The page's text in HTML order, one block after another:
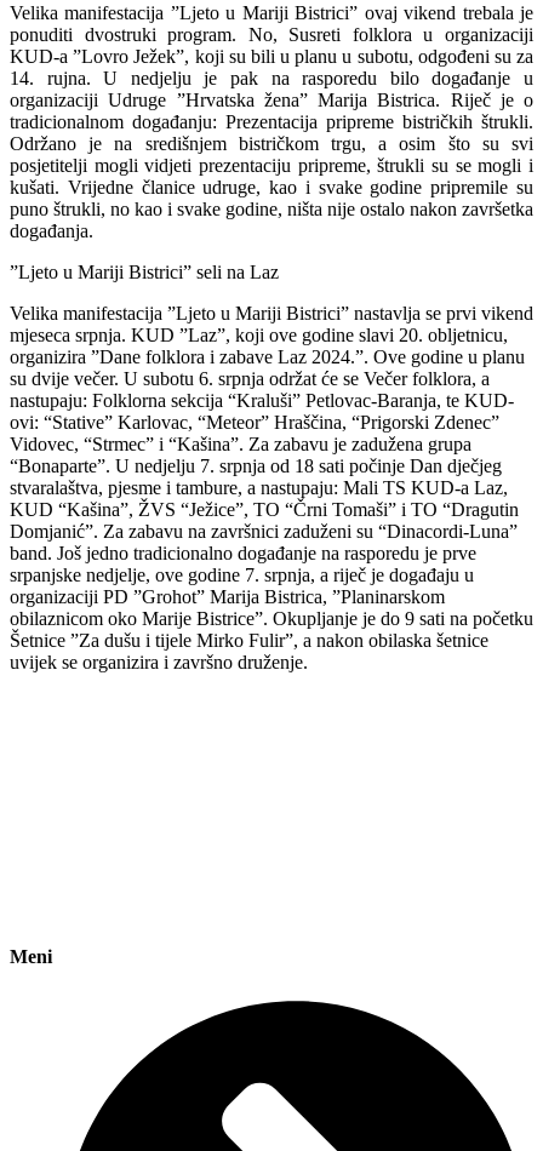
Velika manifestacija ”Ljeto u Mariji Bistrici” ovaj vikend trebala je
ponuditi dvostruki program. No, Susreti folklora u organizaciji
KUD-a ”Lovro Ježek”, koji su bili u planu u subotu, odgođeni su za
14. rujna. U nedjelju je pak na rasporedu bilo događanje u
organizaciji Udruge ”Hrvatska žena” Marija Bistrica. Riječ je o
tradicionalnom događanju: Prezentacija pripreme bistričkih štrukli.
Održano je na središnjem bistričkom trgu, a osim što su svi
posjetitelji mogli vidjeti prezentaciju pripreme, štrukli su se mogli i
kušati. Vrijedne članice udruge, kao i svake godine pripremile su
puno štrukli, no kao i svake godine, ništa nije ostalo nakon završetka
događanja.
”Ljeto u Mariji Bistrici” seli na Laz
Velika manifestacija ”Ljeto u Mariji Bistrici” nastavlja se prvi vikend
mjeseca srpnja. KUD ”Laz”, koji ove godine slavi 20. obljetnicu,
organizira ”Dane folklora i zabave Laz 2024.”. Ove godine u planu
su dvije večer. U subotu 6. srpnja održat će se Večer folklora, a
nastupaju: Folklorna sekcija “Kraluši” Petlovac-Baranja, te KUD-
ovi: “Stative” Karlovac, “Meteor” Hraščina, “Prigorski Zdenec”
Vidovec, “Strmec” i “Kašina”. Za zabavu je zadužena grupa
“Bonaparte”. U nedjelju 7. srpnja od 18 sati počinje Dan dječjeg
stvaralaštva, pjesme i tambure, a nastupaju: Mali TS KUD-a Laz,
KUD “Kašina”, ŽVS “Ježice”, TO “Črni Tomaši” i TO “Dragutin
Domjanić”. Za zabavu na završnici zaduženi su “Dinacordi-Luna”
band. Još jedno tradicionalno događanje na rasporedu je prve
srpanjske nedjelje, ove godine 7. srpnja, a riječ je događaju u
organizaciji PD ”Grohot” Marija Bistrica, ”Planinarskom
obilaznicom oko Marije Bistrice”. Okupljanje je do 9 sati na početku
Šetnice ”Za dušu i tijele Mirko Fulir”, a nakon obilaska šetnice
uvijek se organizira i završno druženje.
Meni